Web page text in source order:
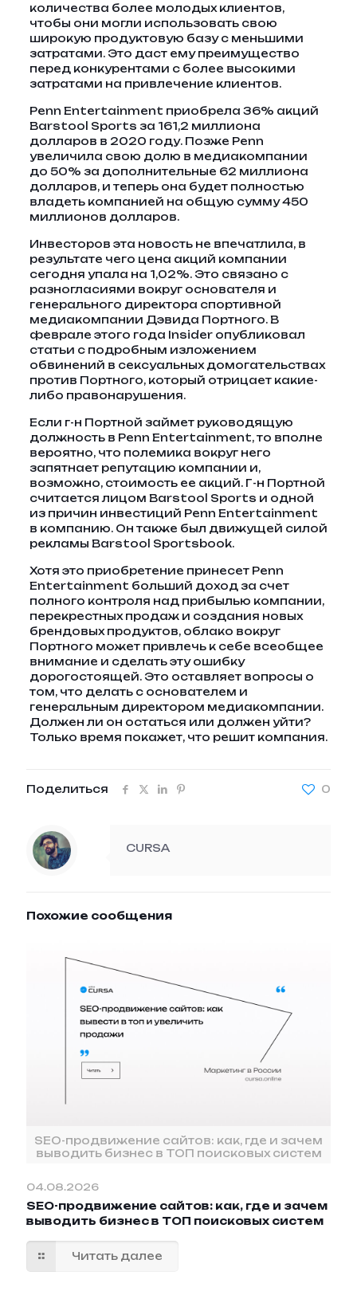
количества более молодых клиентов,
чтобы они могли использовать свою
широкую продуктовую базу с меньшими
затратами. Это даст ему преимущество
перед конкурентами с более высокими
затратами на привлечение клиентов.
Penn Entertainment приобрела 36% акций
Barstool Sports за 161,2 миллиона
долларов в 2020 году. Позже Penn
увеличила свою долю в медиакомпании
до 50% за дополнительные 62 миллиона
долларов, и теперь она будет полностью
владеть компанией на общую сумму 450
миллионов долларов.
Инвесторов эта новость не впечатлила, в
результате чего цена акций компании
сегодня упала на 1,02%. Это связано с
разногласиями вокруг основателя и
генерального директора спортивной
медиакомпании Дэвида Портного. В
феврале этого года Insider опубликовал
статьи с подробным изложением
обвинений в сексуальных домогательствах
против Портного, который отрицает какие-
либо правонарушения.
Если г-н Портной займет руководящую
должность в Penn Entertainment, то вполне
вероятно, что полемика вокруг него
запятнает репутацию компании и,
возможно, стоимость ее акций. Г-н Портной
считается лицом Barstool Sports и одной
из причин инвестиций Penn Entertainment
в компанию. Он также был движущей силой
рекламы Barstool Sportsbook.
Хотя это приобретение принесет Penn
Entertainment больший доход за счет
полного контроля над прибылью компании,
перекрестных продаж и создания новых
брендовых продуктов, облако вокруг
Портного может привлечь к себе всеобщее
внимание и сделать эту ошибку
дорогостоящей. Это оставляет вопросы о
том, что делать с основателем и
генеральным директором медиакомпании.
Должен ли он остаться или должен уйти?
Только время покажет, что решит компания.
Поделиться 0
CURSA
Похожие сообщения
SEO-продвижение сайтов: как, где и зачем
выводить бизнес в ТОП поисковых систем
04.08.2026
SEO-продвижение сайтов: как, где и зачем
выводить бизнес в ТОП поисковых систем
Читать далее